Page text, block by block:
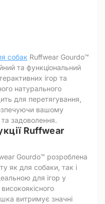
собак Ruffwear Gourdo™
та функціональний
ігор та
натурального
для перетягування,
вашому
задоволення.
Ruffwear
Gourdo™ розроблена
як для собаки, так і
для ігор у
витримує значні